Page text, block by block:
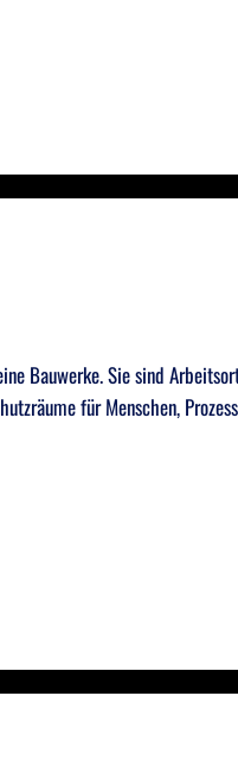
Bauwerke. Sie sind
für Menschen,